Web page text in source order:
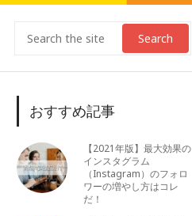
Search
おすすめ記事
【2021年版】最大効果の
インスタグラム
（Instagram）のフォロ
ワーの増やし方はコレ
だ！